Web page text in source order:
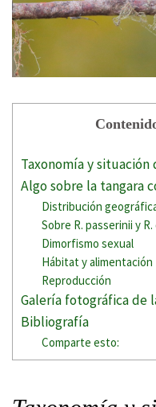
Taxonomía y
Algo sobre la tangara
Distribución
Sobre R. passerinii y
Dimorfismo sexual
Hábitat y alimentación
Reproducción
Galería fotográfica de
Bibliografía
Comparte esto: